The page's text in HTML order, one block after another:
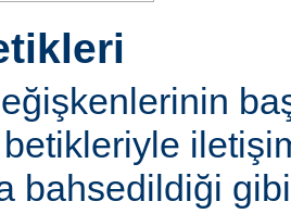
bahsedildiği